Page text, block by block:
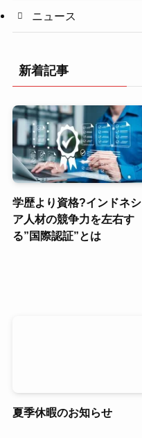
ニュース
新着記事
学歴より資格?インドネシ
ア人材の競争力を左右す
る”国際認証”とは
夏季休暇のお知らせ